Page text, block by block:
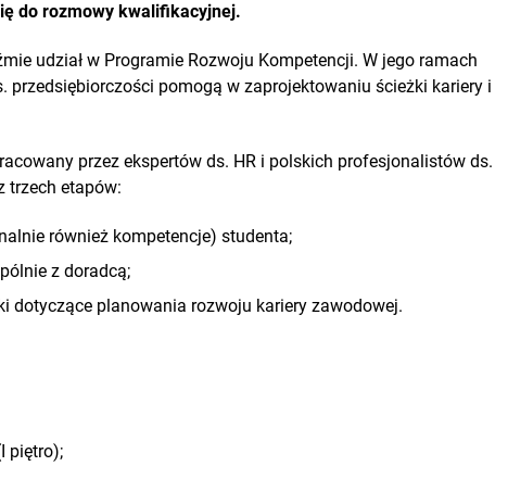
do rozmowy kwalifikacyjnej.
udział w Programie Rozwoju Kompetencji. W jego ramach
przedsiębiorczości pomogą w zaprojektowaniu ścieżki kariery i
przez ekspertów ds. HR i polskich profesjonalistów ds.
trzech etapów:
również kompetencje) studenta;
z doradcą;
dotyczące planowania rozwoju kariery zawodowej.
piętro);